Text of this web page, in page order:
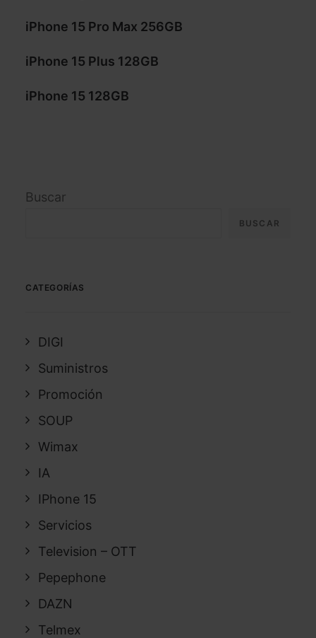
iPhone 15 Pro Max 256GB
iPhone 15 Plus 128GB
iPhone 15 128GB
Buscar
BUSCAR
CATEGORÍAS
DIGI
Suministros
Promoción
SOUP
Wimax
IA
IPhone 15
Servicios
Television – OTT
Pepephone
DAZN
Telmex